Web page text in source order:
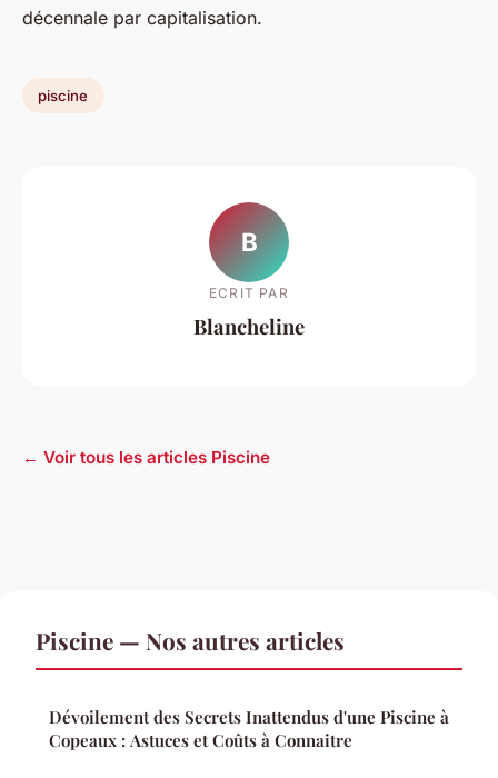
décennale par capitalisation.
piscine
B
ECRIT PAR
Blancheline
← Voir tous les articles Piscine
Piscine — Nos autres articles
Dévoilement des Secrets Inattendus d'une Piscine à
Copeaux : Astuces et Coûts à Connaitre